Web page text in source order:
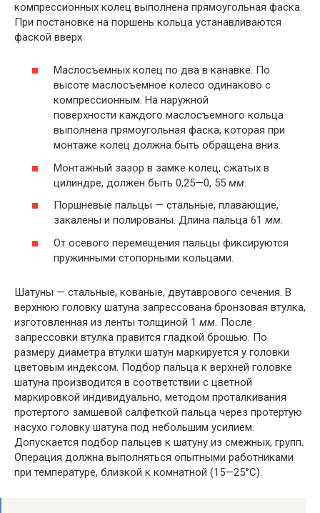
компрессионных колец выполнена прямоугольная фаска.
При постановке на поршень кольца устанавливаются
фаской вверх
Маслосъемных колец по два в канавке. По
высоте маслосъемное колесо одинаково с
компрессионным. На наружной
поверхности каждого маслосъемного кольца
выполнена прямоугольная фаска, которая при
монтаже колец должна быть обращена вниз.
Монтажный зазор в замке колец, сжатых в
цилиндре, должен быть 0,25—0, 55 мм.
Поршневые пальцы — стальные, плавающие,
закалены и полированы. Длина пальца 61 мм.
От осевого перемещения пальцы фиксируются
пружинными стопорными кольцами.
Шатуны — стальные, кованые, двутаврового сечения. В
верхнюю головку шатуна запрессована бронзовая втулка,
изготовленная из ленты толщиной 1 мм. После
запрессовки втулка правится гладкой брошью. По
размеру диаметра втулки шатун маркируется у головки
цветовым индексом. Подбор пальца к верхней головке
шатуна производится в соответствии с цветной
маркировкой индивидуально, методом проталкивания
протертого замшевой салфеткой пальца через протертую
насухо головку шатуна под небольшим усилием.
Допускается подбор пальцев к шатуну из смежных, групп.
Операция должна выполняться опытными работниками
при температуре, близкой к комнатной (15—25°С).